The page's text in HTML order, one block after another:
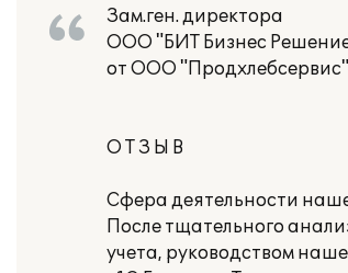
Зам.ген. директора
ООО "БИТ Бизнес Решение
от ООО "Продхлебсервис"
О Т З Ы В
Сфера деятельности
После тщательного
учета, руководством